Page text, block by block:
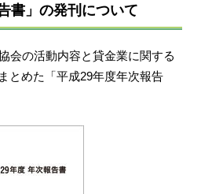
書」の発刊について
会の活動内容と貸金業に関する
とめた「平成29年度年次報告